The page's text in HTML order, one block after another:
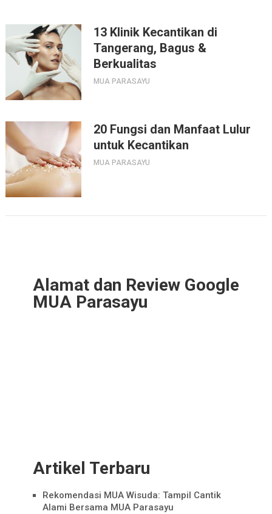
13 Klinik Kecantikan di
Tangerang, Bagus &
Berkualitas
MUA PARASAYU
20 Fungsi dan Manfaat Lulur
untuk Kecantikan
MUA PARASAYU
Alamat dan Review Google
MUA Parasayu
Artikel Terbaru
Rekomendasi MUA Wisuda: Tampil Cantik
Alami Bersama MUA Parasayu